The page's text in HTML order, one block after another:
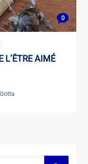
0
L’ÊTRE AIMÉ
Gotta